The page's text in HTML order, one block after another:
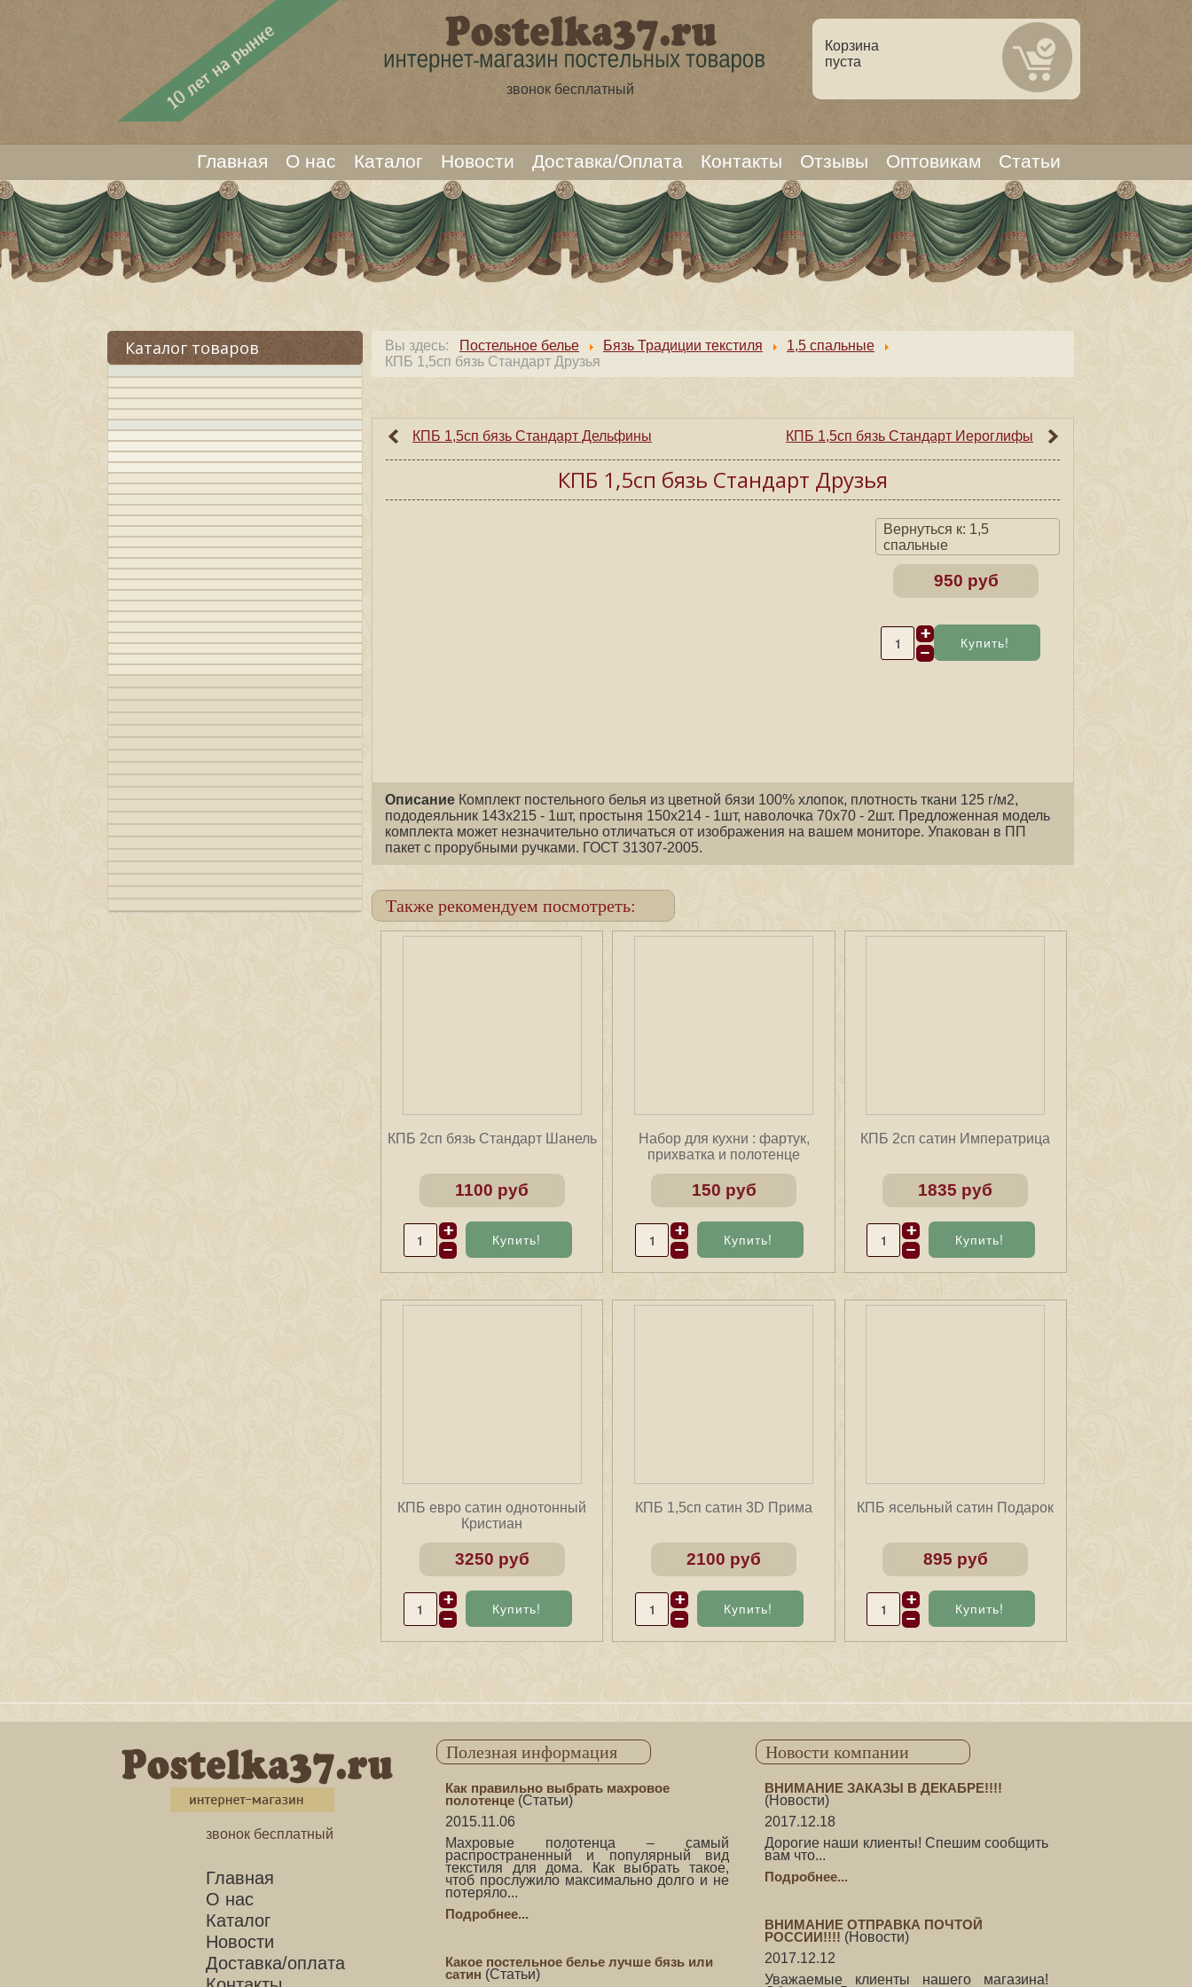
звонок бесплатный
Корзина
пуста
Главная О нас Каталог Новости Доставка/Оплата Контакты Отзывы Оптовикам Статьи
Каталог товаров Вы здесь: Постельное белье Бязь Традиции текстиля
1,5 спальные
КПБ 1,5сп бязь Cтандарт Друзья
КПБ 1,5сп бязь Cтандарт Дельфины КПБ 1,5сп бязь Cтандарт Иероглифы
КПБ 1,5сп бязь Cтандарт Друзья
Вернуться к: 1,5
спальные
950 руб
Описание Комплект постельного белья из цветной бязи 100% хлопок, плотность ткани 125 г/м2,
пододеяльник 143х215 - 1шт, простыня 150х214 - 1шт, наволочка 70х70 - 2шт. Предложенная модель
комплекта может незначительно отличаться от изображения на вашем мониторе. Упакован в ПП
пакет с прорубными ручками. ГОСТ 31307-2005.
Также рекомендуем посмотреть:
КПБ 2сп бязь Cтандарт Шанель
1100 руб
Набор для кухни : фартук,
прихватка и полотенце
150 руб
КПБ 2сп сатин Императрица
1835 руб
КПБ евро сатин однотонный
Кристиан
3250 руб
КПБ 1,5сп сатин 3D Прима
2100 руб
КПБ ясельный сатин Подарок
895 руб
звонок бесплатный
Главная
О нас
Каталог
Новости
Доставка/оплата
Полезная информация
Как правильно выбрать махровое
полотенце (Статьи)
2015.11.06
Махровые полотенца – самый
распространенный и популярный вид
текстиля для дома. Как выбрать такое,
чтоб прослужило максимально долго и не
потеряло...
Подробнее...
Какое постельное белье лучше бязь или
сатин (Статьи)
Новости компании
ВНИМАНИЕ ЗАКАЗЫ В ДЕКАБРЕ!!!!
(Новости)
2017.12.18
Дорогие наши клиенты! Спешим сообщить
вам что...
Подробнее...
ВНИМАНИЕ ОТПРАВКА ПОЧТОЙ
РОССИИ!!!! (Новости)
2017.12.12
Уважаемые клиенты нашего магазина!